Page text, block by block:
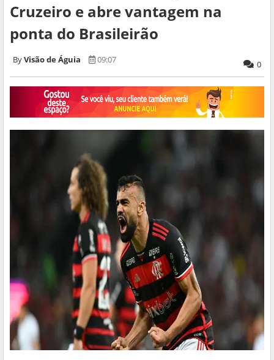
Cruzeiro e abre vantagem na
ponta do Brasileirão
Visão de Águia 09:07 0